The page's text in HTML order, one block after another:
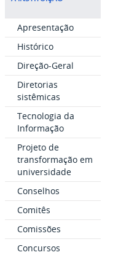
Apresentação
Histórico
Direção-Geral
Diretorias
sistêmicas
Tecnologia da
Informação
Projeto de
transformação em
universidade
Conselhos
Comitês
Comissões
Concursos